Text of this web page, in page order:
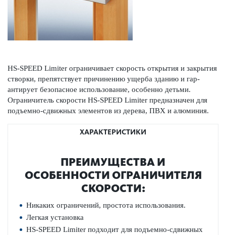
HS-SPEED Limiter ограничивает скор­ость открытия и закрытия
створки, препятствует причинению ущерба зданию и гар­
антирует безоп­асное исполь­зование, особенно детьми.
Ограничитель скор­ости HS-SPEED Limiter предн­азн­ачен для
подъемно-сдвижных элементов из дерева, ПВХ и алюминия.
ХАРАКТЕРИСТИКИ
ПРЕИМУЩЕСТВА И
ОСОБЕННОСТИ ОГРАНИЧИТЕЛЯ
СКОРОСТИ:
Никаких ограничений, простота использования.
Легкая установка
HS-SPEED Limiter подходит для подъемно-сдвижных